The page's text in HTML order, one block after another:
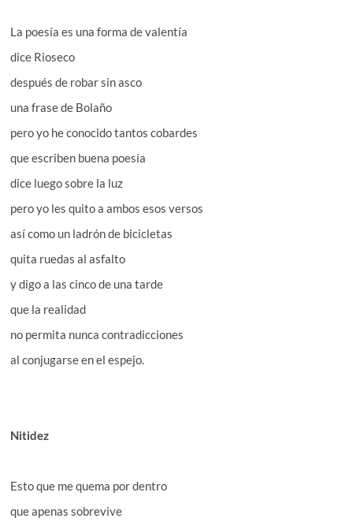
La poesía es una forma de valentía
dice Rioseco
después de robar sin asco
una frase de Bolaño
pero yo he conocido tantos cobardes
que escriben buena poesía
dice luego sobre la luz
pero yo les quito a ambos esos versos
así como un ladrón de bicicletas
quita ruedas al asfalto
y digo a las cinco de una tarde
que la realidad
no permita nunca contradicciones
al conjugarse en el espejo.
Nitidez
Esto que me quema por dentro
que apenas sobrevive